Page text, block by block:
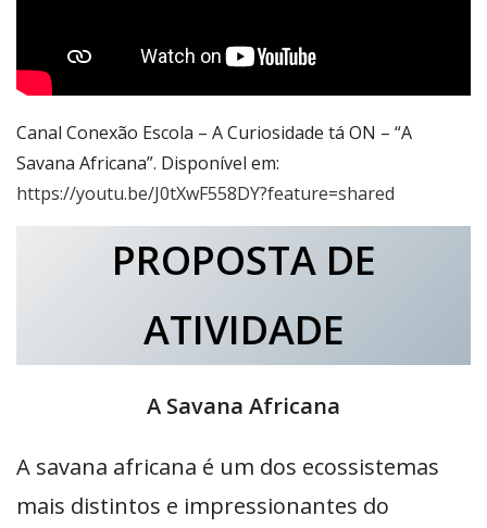
Canal Conexão Escola – A Curiosidade tá ON – “A
Savana Africana”. Disponível em:
https://youtu.be/J0tXwF558DY?feature=shared
PROPOSTA DE
ATIVIDADE
A Savana Africana
A savana africana é um dos ecossistemas
mais distintos e impressionantes do